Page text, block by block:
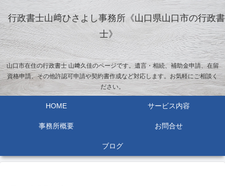
行政書士山﨑ひさよし事務所《山口県山口市の行政書
士》
山口市在住の行政書士 山﨑久佳のページです。遺言・相続、補助金申請、在留
資格申請、その他許認可申請や契約書作成など対応します。お気軽にご相談く
ださい。
HOME サービス内容
事務所概要 お問合せ
ブログ